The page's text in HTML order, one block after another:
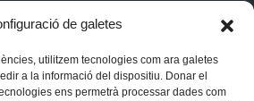
de galetes
utilitzem tecnologies com ara galetes
a la informació del dispositiu. Donar el
ens permetrà processar dades com